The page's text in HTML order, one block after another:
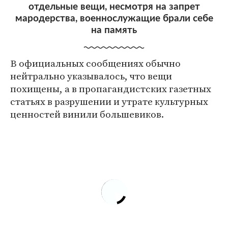
отдельные вещи, несмотря на запрет
мародерства, военнослужащие брали себе
на память
В официальных сообщениях обычно
нейтрально указывалось, что вещи
похищены, а в пропагандистских газетных
статьях в разрушении и утрате культурных
ценностей винили большевиков.